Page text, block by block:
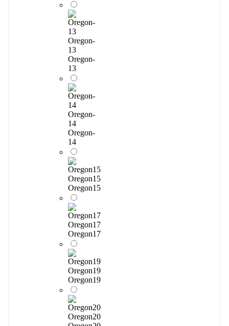
Oregon-
13
Oregon-
13
Oregon-
14
Oregon-
14
Oregon15
Oregon15
Oregon17
Oregon17
Oregon19
Oregon19
Oregon20